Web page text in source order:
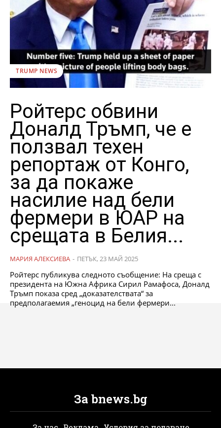
TRUMP NEWS
Ройтерс обвини
Доналд Тръмп, че е
ползвал техен
репортаж от Конго,
за да покаже
насилие над бели
фермери в ЮАР на
срещата в Белия...
МАРИЯ АЛЕКСИЕВА - ПЕТЪК, 23 МАЙ 2025
Ройтерс публикува следното съобщение: На среща с
президента на Южна Африка Сирил Рамафоса, Доналд
Тръмп показа сред „доказателствата“ за
предполагаемия „геноцид на бели фермери...
За bnews.bg